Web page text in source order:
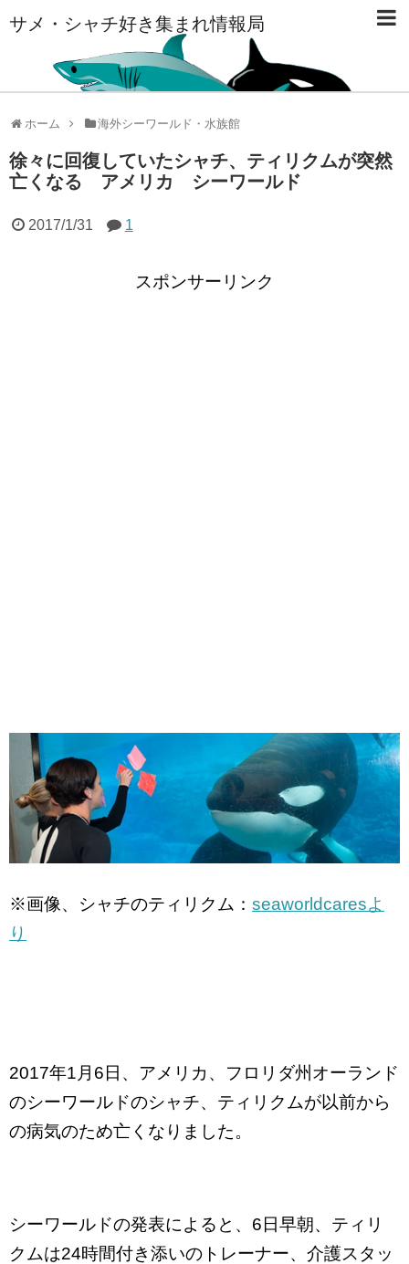
サメ・シャチ好き集まれ情報局
ホーム 海外シーワールド・水族館
徐々に回復していたシャチ、ティリクムが突然
亡くなる アメリカ シーワールド
2017/1/31 1
スポンサーリンク
※画像、シャチのティリクム： seaworldcaresよ
り
2017年1月6日、アメリカ、フロリダ州オーランド
のシーワールドのシャチ、ティリクムが以前から
の病気のため亡くなりました。
シーワールドの発表によると、6日早朝、ティリ
クムは24時間付き添いのトレーナー、介護スタッ